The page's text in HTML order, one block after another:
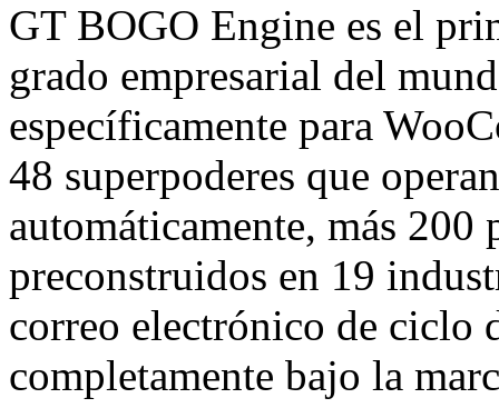
GT BOGO Engine es el
grado empresarial del
específicamente para
48 superpoderes que
automáticamente, más 200
preconstruidos en 19
correo electrónico de ciclo
completamente bajo la